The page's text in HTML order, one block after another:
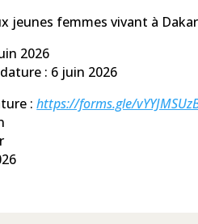
jeunes femmes vivant à
2026
: 6 juin 2026
:https://forms.gle/